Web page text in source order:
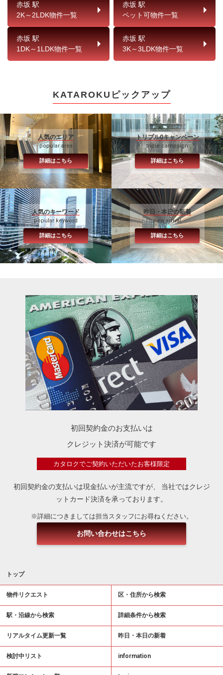
赤坂 駅
2K～2LDK物件一覧
赤坂 駅
ペット可物件一覧
赤坂 駅
1DK～1LDK物件一覧
赤坂 駅
3K～3LDK物件一覧
KATAROKUピックアップ
人気のエリア
popular area
詳細はこちら
トリプル0キャンペーン
triple campaign
詳細はこちら
人気のキーワード
popular keyword
詳細はこちら
昨日・本日の新着
new arrival
詳細はこちら
初回契約金のお支払いは
クレジット決済が可能です
カタロクでご契約いただいたお客様限定
初回契約金の支払いは現金払いが主流ですが、
当社ではクレジ
ットカード決済を承っております。
※詳細につきましては担当スタッフにお尋ねください。
お問い合わせはこちら
トップ
物件リクエスト 区・住所から検索
駅・沿線から検索 詳細条件から検索
リアルタイム更新一覧 昨日・本日の新着
検討中リスト information